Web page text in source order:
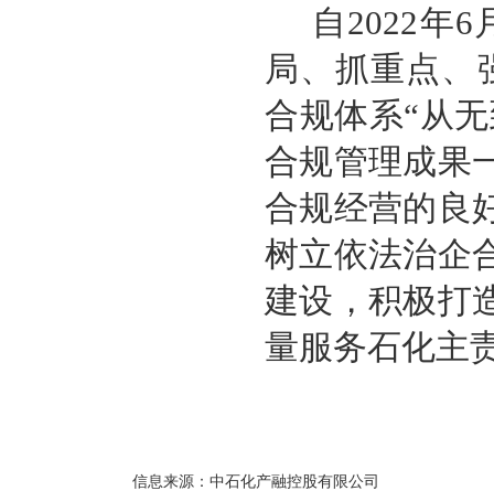
自2022年6
局、抓重点、
合规体系“从
合规管理成果
合规经营的良
树立依法治企
建设，积极打
量服务石化主
信息来源： 中石化产融控股有限公司